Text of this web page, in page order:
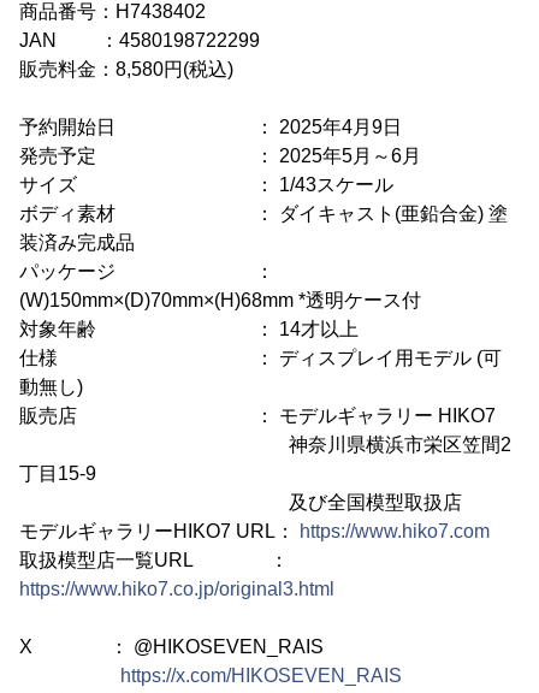
商品番号：H7438402
JAN ：4580198722299
販売料金：8,580円(税込)
予約開始日 ： 2025年4月9日
発売予定 ： 2025年5月～6月
サイズ ： 1/43スケール
ボディ素材 ： ダイキャスト(亜鉛合金) 塗
装済み完成品
パッケージ ：
(W)150mm×(D)70mm×(H)68mm *透明ケース付
対象年齢 ： 14才以上
仕様 ： ディスプレイ用モデル (可
動無し)
販売店 ： モデルギャラリー HIKO7
神奈川県横浜市栄区笠間2
丁目15-9
及び全国模型取扱店
モデルギャラリーHIKO7 URL：
https://www.hiko7.com
取扱模型店一覧URL ：
https://www.hiko7.co.jp/original3.html
X ： @HIKOSEVEN_RAIS
https://x.com/HIKOSEVEN_RAIS